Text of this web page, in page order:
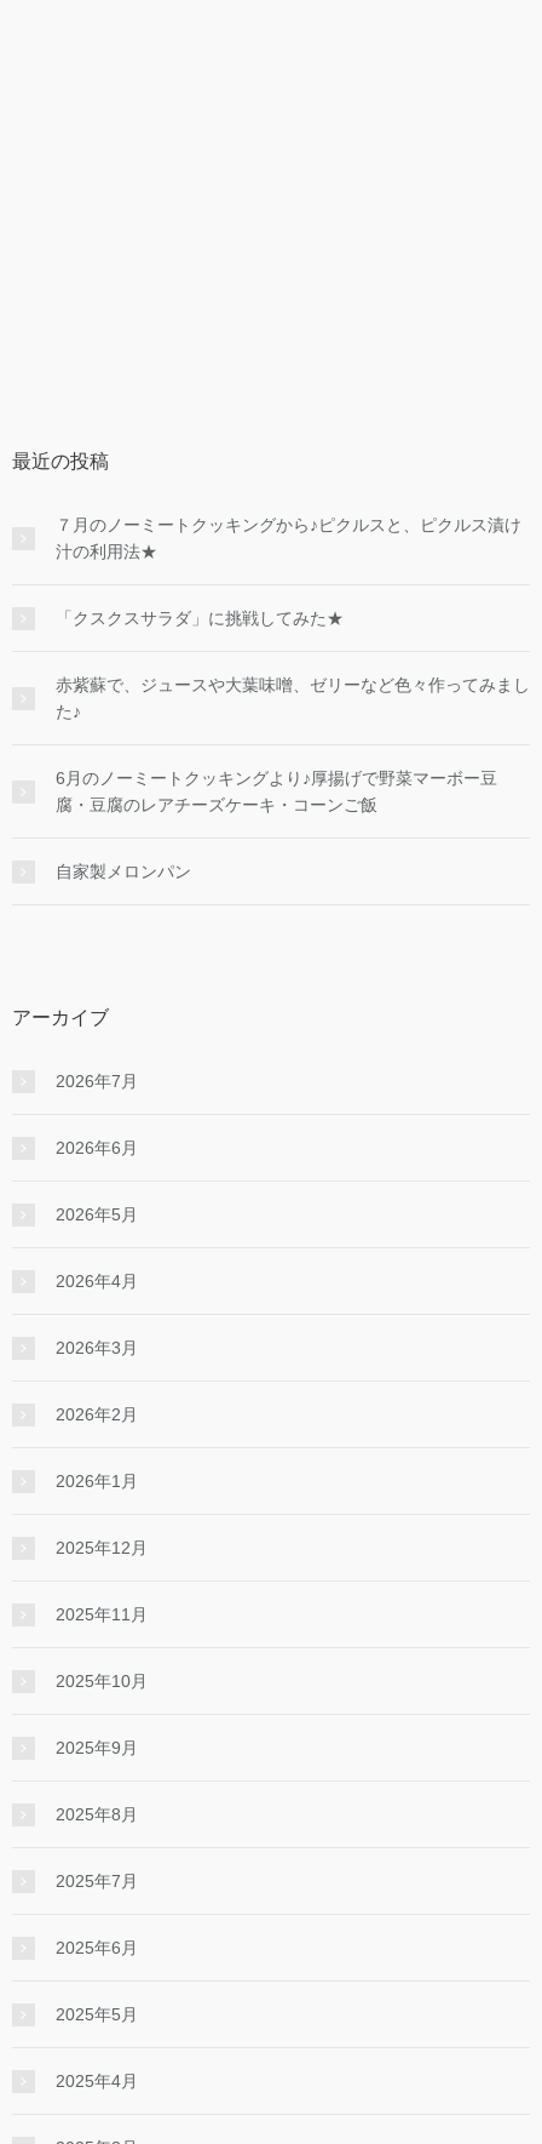
最近の投稿
７月のノーミートクッキングから♪ピクルスと、ピクルス漬け
汁の利用法★
「クスクスサラダ」に挑戦してみた★
赤紫蘇で、ジュースや大葉味噌、ゼリーなど色々作ってみまし
た♪
6月のノーミートクッキングより♪厚揚げで野菜マーボー豆
腐・豆腐のレアチーズケーキ・コーンご飯
自家製メロンパン
アーカイブ
2026年7月
2026年6月
2026年5月
2026年4月
2026年3月
2026年2月
2026年1月
2025年12月
2025年11月
2025年10月
2025年9月
2025年8月
2025年7月
2025年6月
2025年5月
2025年4月